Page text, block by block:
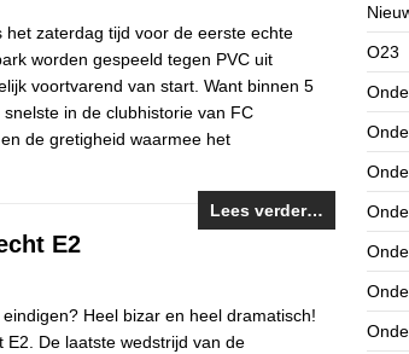
zaterdag tijd voor de eerste echte
worden gespeeld tegen PVC uit
voortvarend van start. Want binnen 5
in de clubhistorie van FC
de gretigheid waarmee het
Lees verder…
E2
Heel bizar en heel dramatisch!
De laatste wedstrijd van de
O23